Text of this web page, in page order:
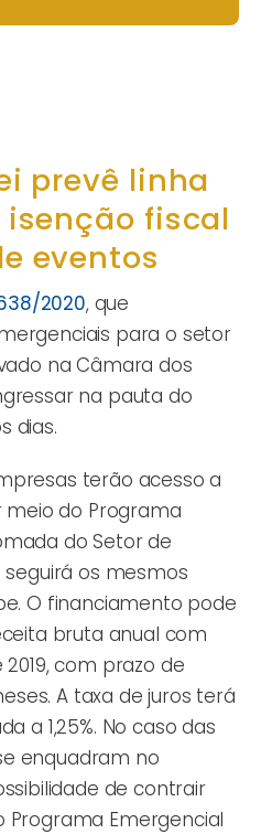
prevê linha
fiscal
eventos
2020, que
para o setor
na Câmara dos
na pauta do
dias.
terão acesso a
do Programa
do Setor de
seguirá os mesmos
O financiamento pode
bruta anual com
com prazo de
A taxa de juros terá
a 1,25%. No caso das
enquadram no
de contrair
Emergencial